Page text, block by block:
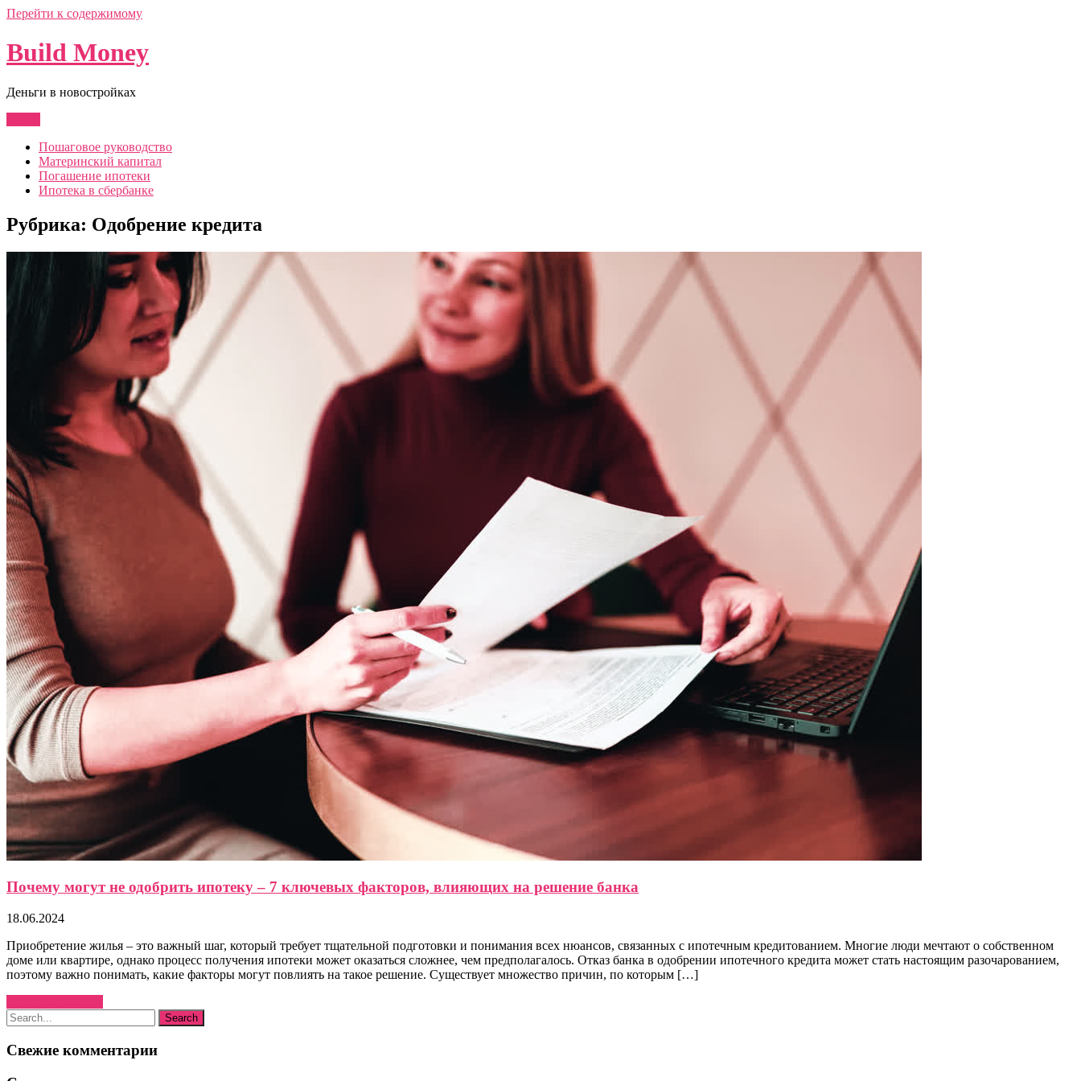
Перейти к содержимому
Build Money
Деньги в новостройках
Пошаговое руководство
Материнский капитал
Погашение ипотеки
Ипотека в сбербанке
Рубрика: Одобрение кредита
Почему могут не одобрить ипотеку – 7 ключевых факторов, влияющих на решение банка
18.06.2024
Приобретение жилья – это важный шаг, который требует тщательной подготовки и понимания всех нюансов, связанных с ипотечным кредитованием. Многие люди мечтают о собственном
доме или квартире, однако процесс получения ипотеки может оказаться сложнее, чем предполагалось. Отказ банка в одобрении ипотечного кредита может стать настоящим разочарованием,
поэтому важно понимать, какие факторы могут повлиять на такое решение. Существует множество причин, по которым […]
Свежие комментарии